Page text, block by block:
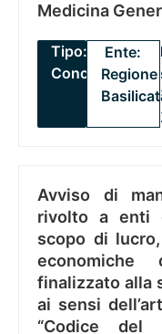
Medicina
Tipo:
Concorsi
Ente:
Regione
Avviso di
rivolto a enti
scopo di
economiche
finalizzato alla
ai sensi
“Codice del